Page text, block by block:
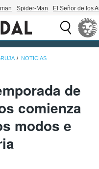
Spider-Man El Señor de los
NOTICIAS
de
comienza
modos e